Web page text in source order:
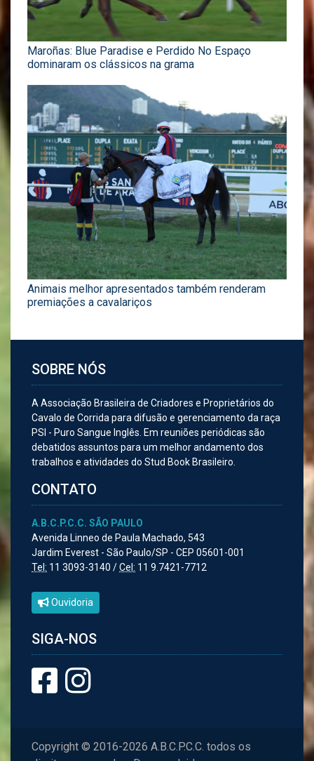
Maroñas: Blue Paradise e Perdido No Espaço
dominaram os clássicos na grama
Animais melhor apresentados também renderam
premiações a cavalariços
SOBRE NÓS
A Associação Brasileira de Criadores e Proprietários do
Cavalo de Corrida para difusão e gerenciamento da raça
PSI - Puro Sangue Inglês. Em reuniões periódicas são
debatidos assuntos para um melhor andamento dos
trabalhos e atividades do Stud Book Brasileiro.
CONTATO
A.B.C.P.C.C. SÃO PAULO
Avenida Linneo de Paula Machado, 543
Jardim Everest - São Paulo/SP - CEP 05601-001
Tel: 11 3093-3140 /Cel: 11 9.7421-7712
Ouvidoria
SIGA-NOS
Copyright © 2016-2026 A.B.C.P.C.C. todos os